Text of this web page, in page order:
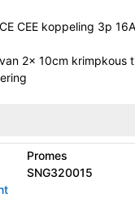
CEE koppeling 3p
2x 10cm krimpkous
Promes
SNG320015